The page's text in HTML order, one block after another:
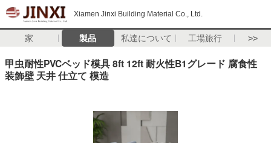
Xiamen Jinxi Building Material Co., Ltd.
家 製品 私達について 工場旅行 >>
甲虫耐性PVCベッド模具 8ft 12ft 耐火性B1グレード 腐食性
装飾壁 天井 仕立て 模造